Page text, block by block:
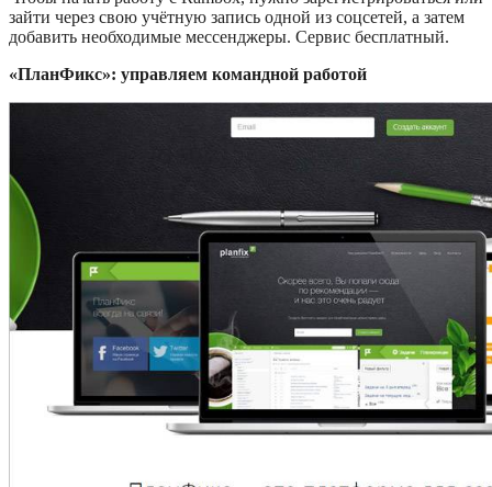
зайти через свою учётную запись одной из соцсетей, а затем
добавить необходимые мессенджеры. Сервис бесплатный.
«ПланФикс»: управляем командной работой